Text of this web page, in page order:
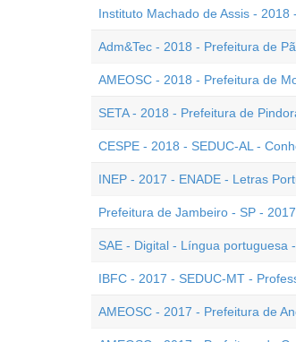
Instituto Machado de Assis -
Adm&Tec - 2018 - Prefeitura de
AMEOSC - 2018 - Prefeitura de
SETA - 2018 - Prefeitura de
CESPE - 2018 - SEDUC-AL -
INEP - 2017 - ENADE - Letras
Prefeitura de Jambeiro - SP -
SAE - Digital - Língua portuguesa
IBFC - 2017 - SEDUC-MT -
AMEOSC - 2017 - Prefeitura de